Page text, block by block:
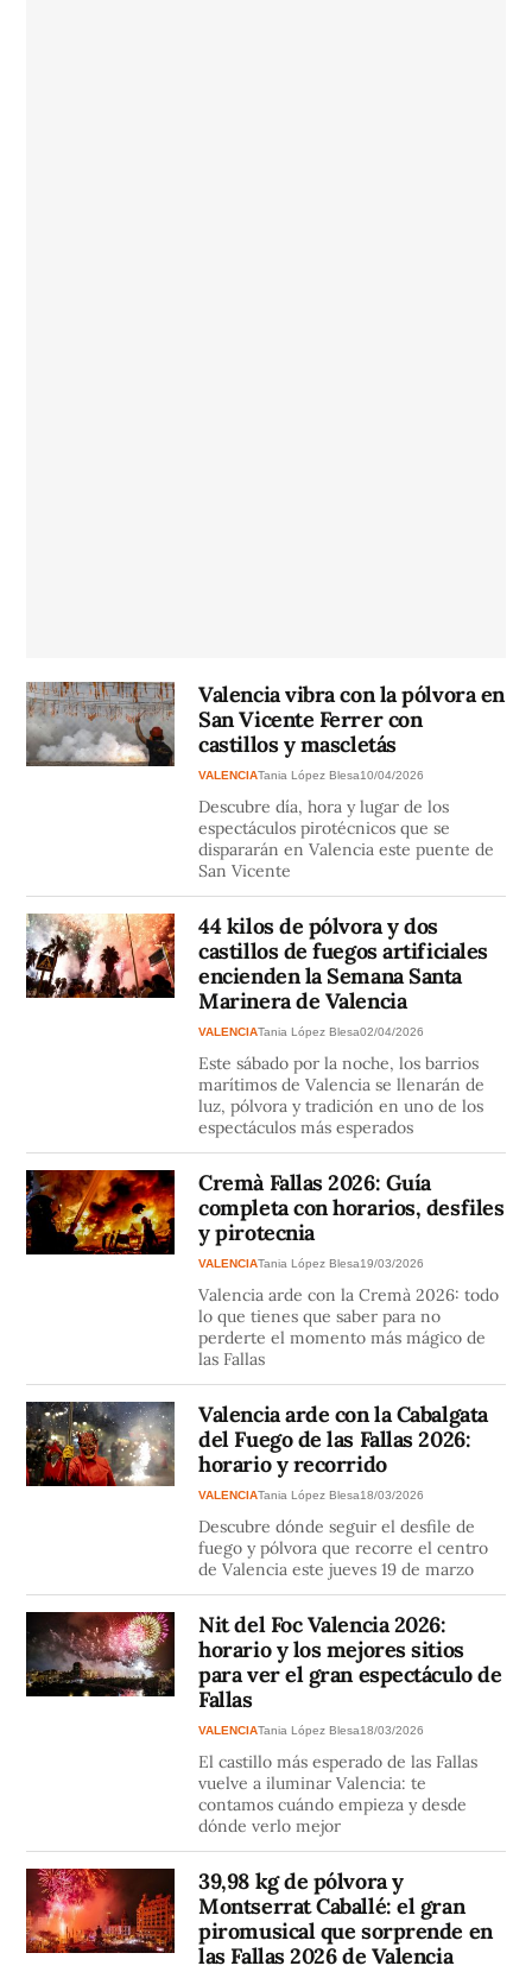
Valencia vibra con la pólvora en
San Vicente Ferrer con
castillos y mascletás
VALENCIATania López Blesa10/04/2026
Descubre día, hora y lugar de los
espectáculos pirotécnicos que se
dispararán en Valencia este puente de
San Vicente
44 kilos de pólvora y dos
castillos de fuegos artificiales
encienden la Semana Santa
Marinera de Valencia
VALENCIATania López Blesa02/04/2026
Este sábado por la noche, los barrios
marítimos de Valencia se llenarán de
luz, pólvora y tradición en uno de los
espectáculos más esperados
Cremà Fallas 2026: Guía
completa con horarios, desfiles
y pirotecnia
VALENCIATania López Blesa19/03/2026
Valencia arde con la Cremà 2026: todo
lo que tienes que saber para no
perderte el momento más mágico de
las Fallas
Valencia arde con la Cabalgata
del Fuego de las Fallas 2026:
horario y recorrido
VALENCIATania López Blesa18/03/2026
Descubre dónde seguir el desfile de
fuego y pólvora que recorre el centro
de Valencia este jueves 19 de marzo
Nit del Foc Valencia 2026:
horario y los mejores sitios
para ver el gran espectáculo de
Fallas
VALENCIATania López Blesa18/03/2026
El castillo más esperado de las Fallas
vuelve a iluminar Valencia: te
contamos cuándo empieza y desde
dónde verlo mejor
39,98 kg de pólvora y
Montserrat Caballé: el gran
piromusical que sorprende en
las Fallas 2026 de Valencia